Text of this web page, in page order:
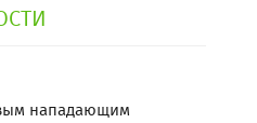
нападающим